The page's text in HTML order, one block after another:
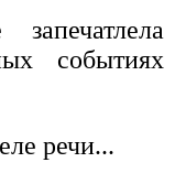
событиях
речи...